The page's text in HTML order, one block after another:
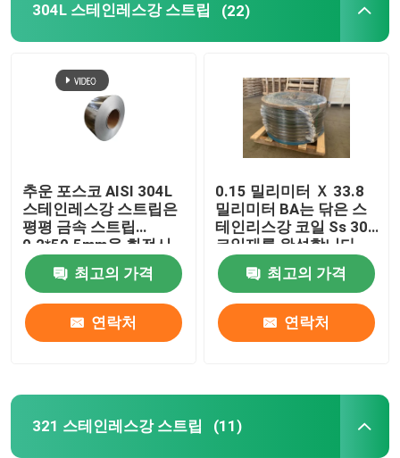
304L 스테인레스강 스트립 (22)
추운 포스코 AISI 304L
스테인레스강 스트립은
평평 금속 스트립
0.2*50.5mm을 회전시
켰습니다
최고의 가격
연락처
0.15 밀리미터 Ｘ 33.8
밀리미터 BA는 닦은 스
테인리스강 코일 Ss 304
코일재를 완성합니다
최고의 가격
연락처
321 스테인레스강 스트립 (11)